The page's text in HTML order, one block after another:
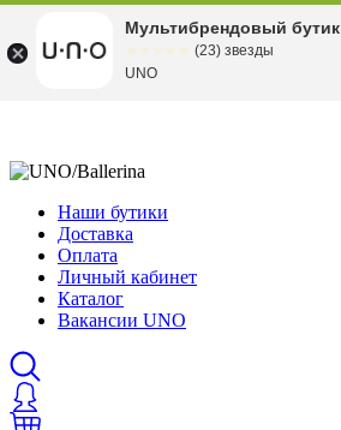
Наши бутики
Доставка
Оплата
Личный кабинет
Каталог
Вакансии UNO
Мультибрендовый бутик
(23) звезды
UNO